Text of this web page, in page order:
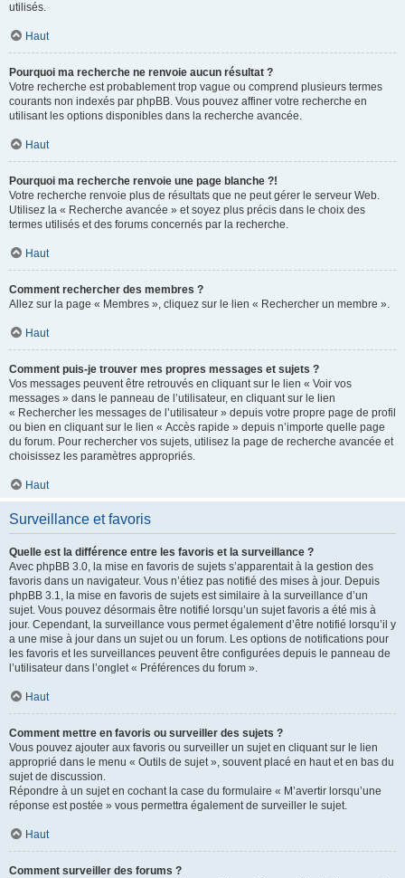
utilisés.
Haut
Pourquoi ma recherche ne renvoie aucun résultat ?
Votre recherche est probablement trop vague ou comprend plusieurs termes
courants non indexés par phpBB. Vous pouvez affiner votre recherche en
utilisant les options disponibles dans la recherche avancée.
Haut
Pourquoi ma recherche renvoie une page blanche ?!
Votre recherche renvoie plus de résultats que ne peut gérer le serveur Web.
Utilisez la « Recherche avancée » et soyez plus précis dans le choix des
termes utilisés et des forums concernés par la recherche.
Haut
Comment rechercher des membres ?
Allez sur la page « Membres », cliquez sur le lien « Rechercher un membre ».
Haut
Comment puis-je trouver mes propres messages et sujets ?
Vos messages peuvent être retrouvés en cliquant sur le lien « Voir vos
messages » dans le panneau de l’utilisateur, en cliquant sur le lien
« Rechercher les messages de l’utilisateur » depuis votre propre page de profil
ou bien en cliquant sur le lien « Accès rapide » depuis n’importe quelle page
du forum. Pour rechercher vos sujets, utilisez la page de recherche avancée et
choisissez les paramètres appropriés.
Haut
Surveillance et favoris
Quelle est la différence entre les favoris et la surveillance ?
Avec phpBB 3.0, la mise en favoris de sujets s’apparentait à la gestion des
favoris dans un navigateur. Vous n’étiez pas notifié des mises à jour. Depuis
phpBB 3.1, la mise en favoris de sujets est similaire à la surveillance d’un
sujet. Vous pouvez désormais être notifié lorsqu’un sujet favoris a été mis à
jour. Cependant, la surveillance vous permet également d’être notifié lorsqu’il y
a une mise à jour dans un sujet ou un forum. Les options de notifications pour
les favoris et les surveillances peuvent être configurées depuis le panneau de
l’utilisateur dans l’onglet « Préférences du forum ».
Haut
Comment mettre en favoris ou surveiller des sujets ?
Vous pouvez ajouter aux favoris ou surveiller un sujet en cliquant sur le lien
approprié dans le menu « Outils de sujet », souvent placé en haut et en bas du
sujet de discussion.
Répondre à un sujet en cochant la case du formulaire « M’avertir lorsqu’une
réponse est postée » vous permettra également de surveiller le sujet.
Haut
Comment surveiller des forums ?